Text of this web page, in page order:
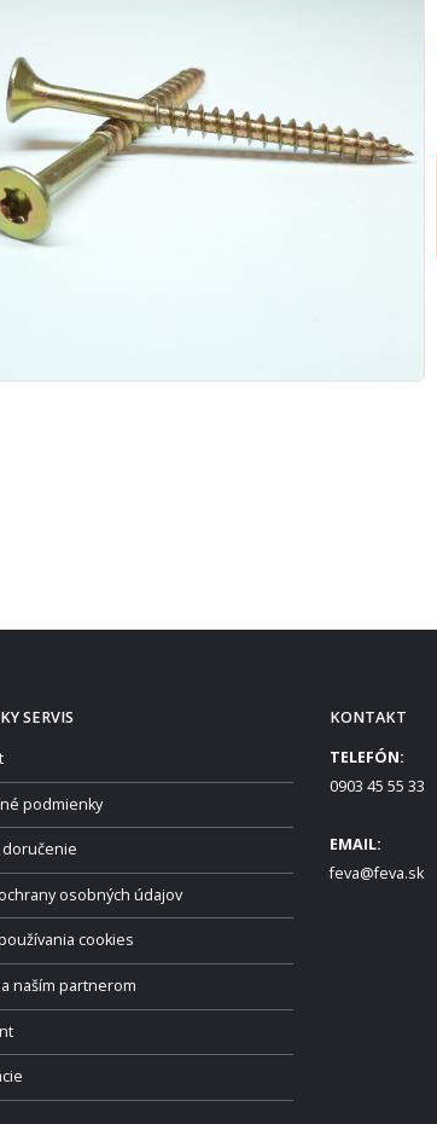
SERVIS
podmienky
doručenie
osobných údajov
cookies
naším partnerom
KONTAKT
TELEFÓN:
0903 45 55 33
EMAIL:
feva@feva.sk